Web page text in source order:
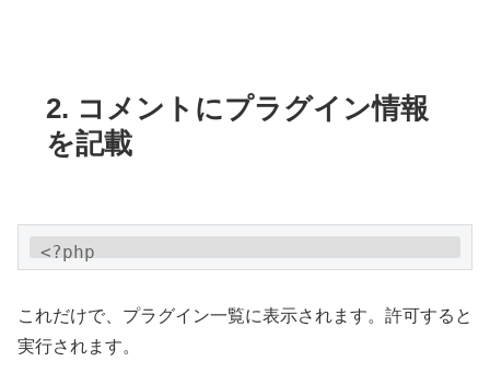
2. コメントにプラグイン情報
を記載
<?php
Plugin Name: Grtlab Cut Spam
Author: grtlab.com
Description: コメントをチェックしてスパムマ
これだけで、プラグイン一覧に表示されます。許可すると
実行されます。